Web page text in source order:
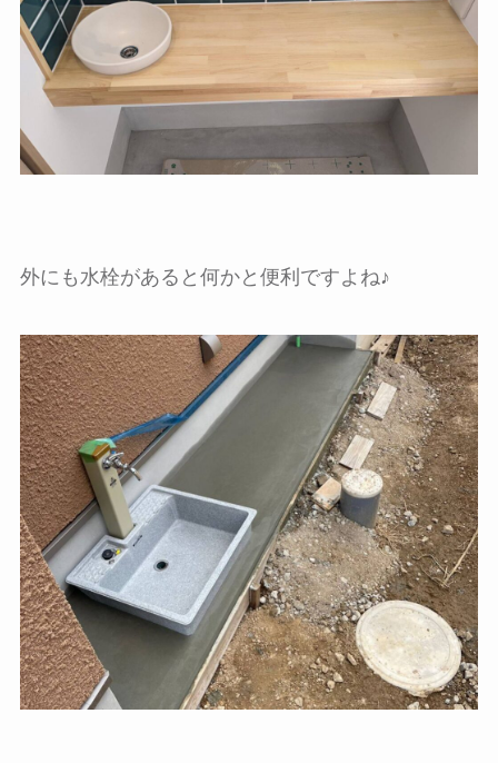
外にも水栓があると何かと便利ですよね♪